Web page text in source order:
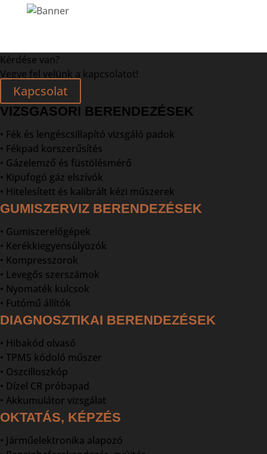
Kérdése van?
Vegye fel velünk a kapcsolatot!
Kapcsolat
VIZSGASORI BERENDEZÉSEK
• Fék és lengéscsillapító vizsgáló padok
• Fékpad korszerűsítés
• Gázelemző és füstölésmérő
• Kipufogó gáz elszívók
• Hitelesített és kalibrált kézi műszerek
GUMISZERVIZ BERENDEZÉSEK
• Gumiszerelőgépek
• Kerékkiegyensúlyozók
• Kompresszorok
• Levegős szerszámok
• Nyomaték kulcsok
• Futómű állítók
DIAGNOSZTIKAI BERENDEZÉSEK
• Hibakód olvasó
• TPMS kódoló műszer
• Oszcilloszkóp
• Dízel CR próbapad
• Akkumulátor vizsgálat
OKTATÁS, KÉPZÉS
• Járműelektronika alapozó